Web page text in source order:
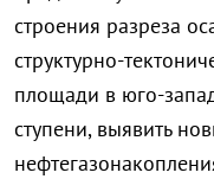
строения разреза
структурно-текто
площади в юго-
ступени, выявить
нефтегазонакопле